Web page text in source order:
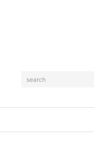
search